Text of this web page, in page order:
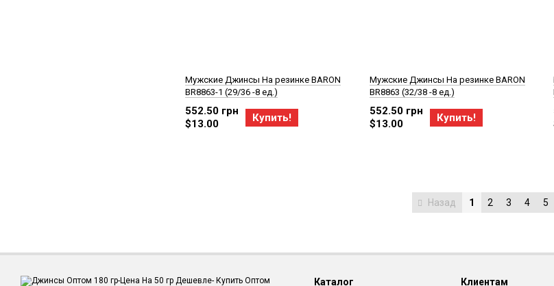
Мужские Джинсы На резинке BARON
BR8863-1 (29/36 -8 ед.)
552.50 грн
$13.00
Купить!
Мужские Джинсы На резинке BARON
BR8863 (32/38 -8 ед.)
552.50 грн
$13.00
Купить!
Назад 1 2 3 4 5
Каталог Клиентам